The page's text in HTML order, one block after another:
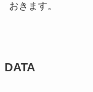
おきます。
DATA